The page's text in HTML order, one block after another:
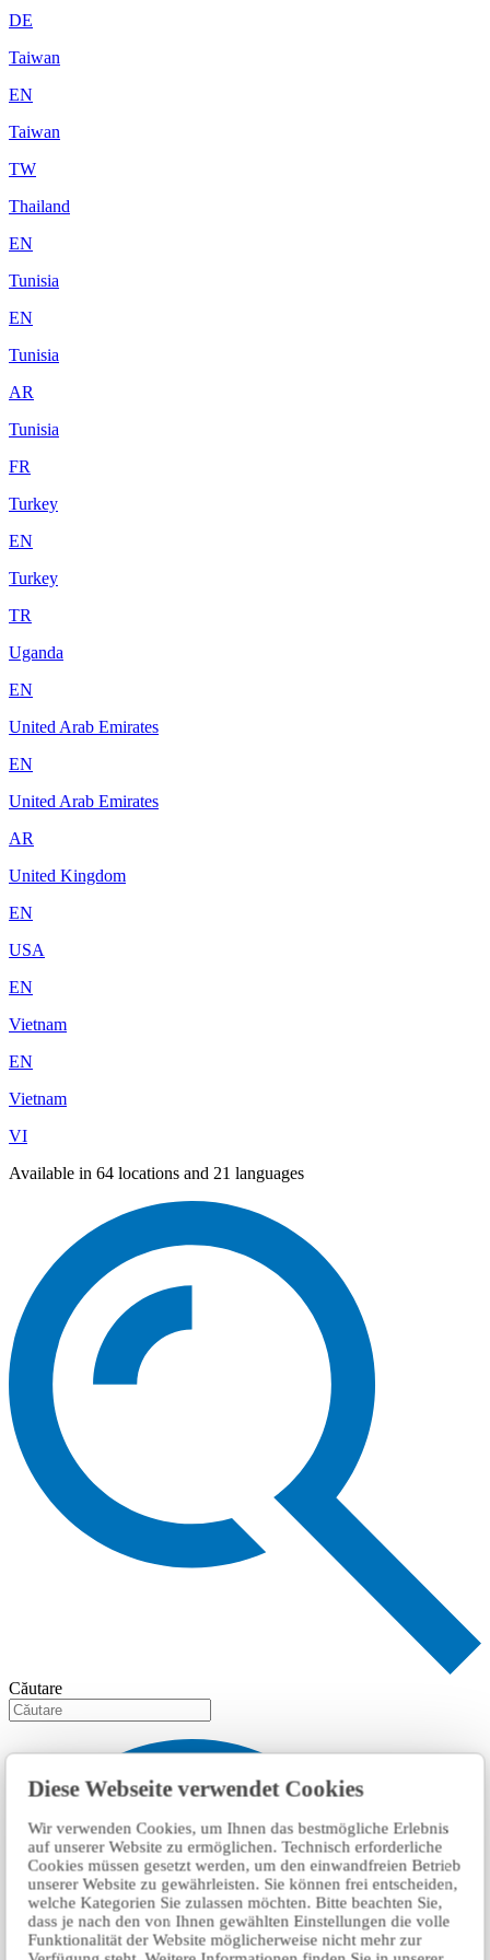
Diese Webseite verwendet Cookies
Wir verwenden Cookies, um Ihnen das bestmögliche Erlebnis
auf unserer Website zu ermöglichen. Technisch erforderliche
Cookies müssen gesetzt werden, um den einwandfreien Betrieb
unserer Website zu gewährleisten. Sie können frei entscheiden,
welche Kategorien Sie zulassen möchten. Bitte beachten Sie,
dass je nach den von Ihnen gewählten Einstellungen die volle
Funktionalität der Website möglicherweise nicht mehr zur
DE
Taiwan
EN
Taiwan
TW
Thailand
EN
Tunisia
EN
Tunisia
AR
Tunisia
FR
Turkey
EN
Turkey
TR
Uganda
EN
United Arab Emirates
EN
United Arab Emirates
AR
United Kingdom
EN
USA
EN
Vietnam
EN
Vietnam
VI
Available in 64 locations and 21 languages
Căutare